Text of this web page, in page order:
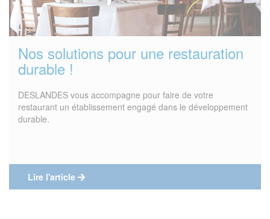
Nos solutions pour une restauration
durable !
DESLANDES vous accompagne pour faire de votre
restaurant un établissement engagé dans le développement
durable.
Lire l'article